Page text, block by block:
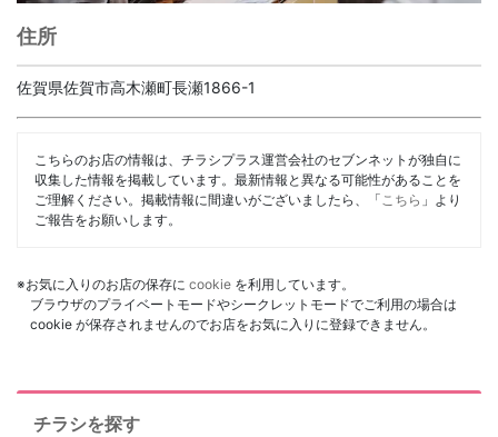
住所
佐賀県佐賀市高木瀬町長瀬1866-1
こちらのお店の情報は、チラシプラス運営会社のセブンネットが独自に
収集した情報を掲載しています。最新情報と異なる可能性があることを
ご理解ください。掲載情報に間違いがございましたら、「 こちら 」より
ご報告をお願いします。
※お気に入りのお店の保存に cookie を利用しています。
ブラウザのプライベートモードやシークレットモードでご利用の場合は
cookie が保存されませんのでお店をお気に入りに登録できません。
チラシを探す